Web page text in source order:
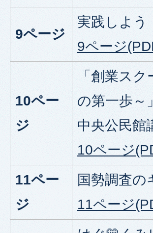
9ページ
実践しよう
9ページ
10ペー
ジ
「創業ス
の第一歩～」
中央公民館
10ページ
11ペー
ジ
国勢調査
11ページ